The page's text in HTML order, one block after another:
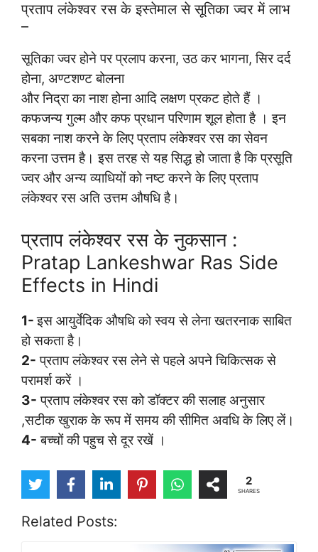
प्रताप लंकेश्वर रस के इस्तेमाल से सूतिका ज्वर में लाभ
–
सूतिका ज्वर होने पर प्रलाप करना, उठ कर भागना, सिर दर्द
होना, अण्टशण्ट बोलना
और निद्रा का नाश होना आदि लक्षण प्रकट होते हैं ।
कफजन्य गुल्म और कफ प्रधान परिणाम शूल होता है । इन
सबका नाश करने के लिए प्रताप लंकेश्वर रस का सेवन
करना उत्तम है। इस तरह से यह सिद्ध हो जाता है कि प्रसूति
ज्वर और अन्य व्याधियों को नष्ट करने के लिए प्रताप
लंकेश्वर रस अति उत्तम औषधि है।
प्रताप लंकेश्वर रस के नुकसान :
Pratap Lankeshwar Ras Side
Effects in Hindi
1-इस आयुर्वेदिक औषधि को स्वय से लेना खतरनाक साबित
हो सकता है।
2- प्रताप लंकेश्वर रस लेने से पहले अपने चिकित्सक से
परामर्श करें ।
3- प्रताप लंकेश्वर रस को डॉक्टर की सलाह अनुसार
,सटीक खुराक के रूप में समय की सीमित अवधि के लिए लें।
4- बच्चों की पहुच से दूर रखें ।
2
SHARES
Related Posts: